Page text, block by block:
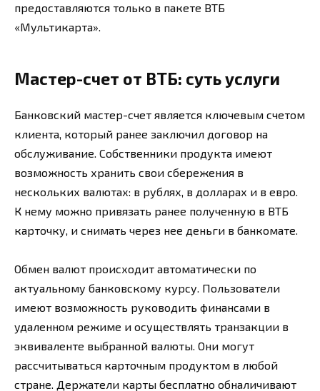
предоставляются только в пакете ВТБ
«Мультикарта».
Мастер-счет от ВТБ: суть услуги
Банковский мастер-счет является ключевым счетом
клиента, который ранее заключил договор на
обслуживание. Собственники продукта имеют
возможность хранить свои сбережения в
нескольких валютах: в рублях, в долларах и в евро.
К нему можно привязать ранее полученную в ВТБ
карточку, и снимать через нее деньги в банкомате.
Обмен валют происходит автоматически по
актуальному банковскому курсу. Пользователи
имеют возможность руководить финансами в
удаленном режиме и осуществлять транзакции в
эквиваленте выбранной валюты. Они могут
рассчитываться карточным продуктом в любой
стране. Держатели карты бесплатно обналичивают